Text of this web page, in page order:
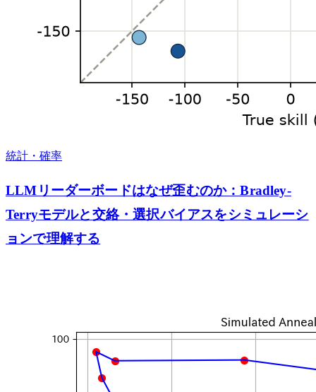
統計・確率
LLMリーダーボードはなぜ歪むのか：Bradley-
Terryモデルと交絡・選択バイアスをシミュレーシ
ョンで理解する